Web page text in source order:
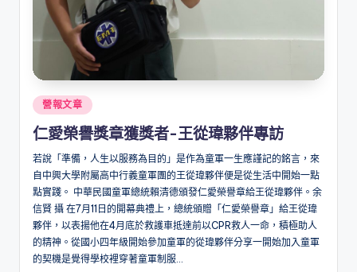
Posted
營報文章
仁愛榮譽獎章獲獎者-王從瑋夥伴專訪
若說「準備，人生以服務為目的」是作為童軍一生應謹記的銘言，來
自中興大學附屬高中行義童軍團的王從瑋夥伴便是從生活中開始一點
點實踐。 中華民國童軍總統賴清德頒發仁愛榮譽章給王從瑋夥伴。余
信賢 攝 在7月11日的開幕典禮上，總統頒贈「仁愛榮譽章」給王從瑋
夥伴，以表揚他在4月底於救護車抵達前以CPR救人一命，積極助人
的精神。從國小四年級開始參加童軍的從瑋夥伴分享一開始加入童軍
的契機是覺得學校裡穿著童軍制服...